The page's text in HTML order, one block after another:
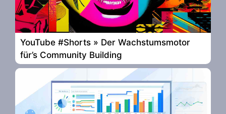
YouTube #Shorts » Der Wachstumsmotor
für’s Community Building